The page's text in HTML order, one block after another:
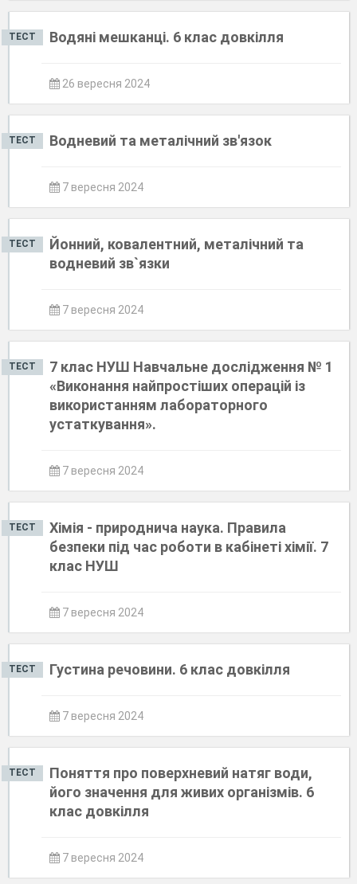
ТЕСТ Водяні мешканці. 6 клас довкілля
26 вересня 2024
ТЕСТ Водневий та металічний зв'язок
7 вересня 2024
ТЕСТ
Йонний, ковалентний, металічний та
водневий зв`язки
7 вересня 2024
ТЕСТ
7 клас НУШ Навчальне дослідження № 1
«Виконання найпростіших операцій із
використанням лабораторного
устаткування».
7 вересня 2024
ТЕСТ
Хімія - природнича наука. Правила
безпеки під час роботи в кабінеті хімії. 7
клас НУШ
7 вересня 2024
ТЕСТ Густина речовини. 6 клас довкілля
7 вересня 2024
ТЕСТ
Поняття про поверхневий натяг води,
його значення для живих організмів. 6
клас довкілля
7 вересня 2024